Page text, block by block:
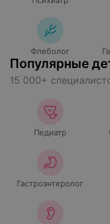
Флеболог
Популярные
15 000+
Педиатр
Гастроэнтеролог